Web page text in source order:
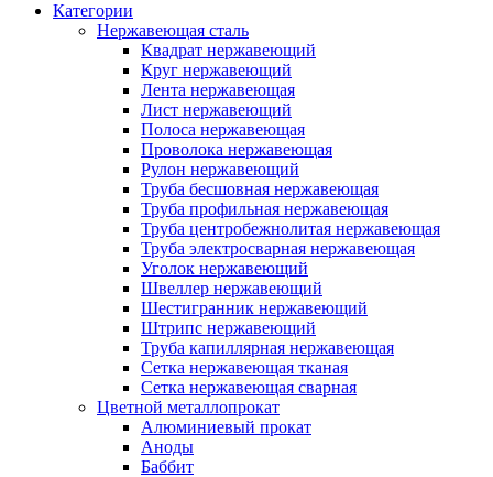
Категории
Нержавеющая сталь
Квадрат нержавеющий
Круг нержавеющий
Лента нержавеющая
Лист нержавеющий
Полоса нержавеющая
Проволока нержавеющая
Рулон нержавеющий
Труба бесшовная нержавеющая
Труба профильная нержавеющая
Труба центробежнолитая нержавеющая
Труба электросварная нержавеющая
Уголок нержавеющий
Швеллер нержавеющий
Шестигранник нержавеющий
Штрипс нержавеющий
Труба капиллярная нержавеющая
Сетка нержавеющая тканая
Сетка нержавеющая сварная
Цветной металлопрокат
Алюминиевый прокат
Аноды
Баббит